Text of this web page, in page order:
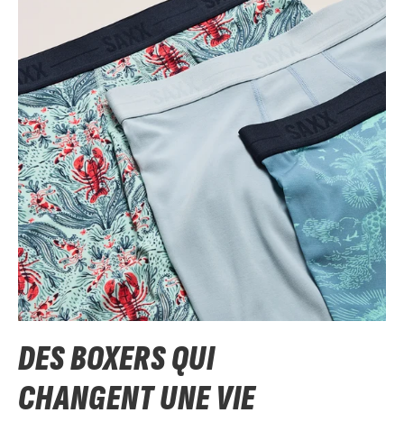
DES BOXERS QUI
CHANGENT UNE VIE